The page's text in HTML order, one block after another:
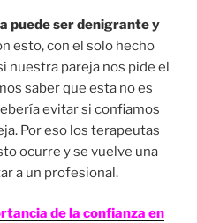
puede ser denigrante y
esto, con el solo hecho
nuestra pareja nos pide el
saber que esta no es
evitar si confiamos
Por eso los terapeutas
ocurre y se vuelve una
a un profesional.
de la confianza en